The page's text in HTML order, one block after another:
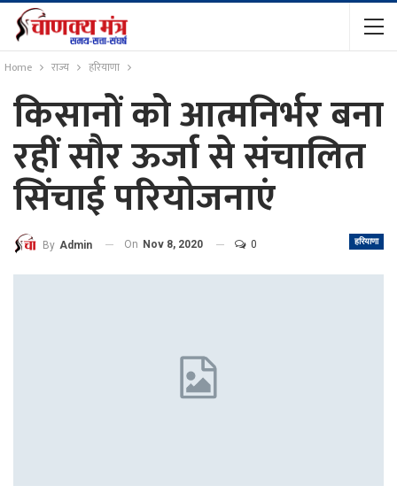
Home राज्य हरियाणा
किसानों को आत्मनिर्भर बना
रहीं सौर ऊर्जा से संचालित
सिंचाई परियोजनाएं
हरियाणा
By Admin On Nov 8, 2020 0